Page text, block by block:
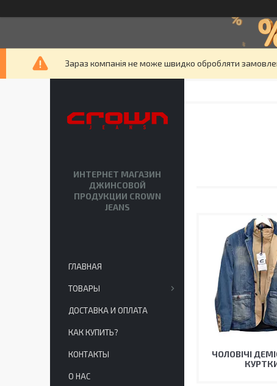
Зараз компанія не може швидко обробляти
ЧОЛОВІЧІ
ИНТЕРНЕТ МАГАЗИН
ДЖИНСОВОЙ
ПРОДУКЦИИ CROWN
JEANS
ГЛАВНАЯ
ТОВАРЫ
ДОСТАВКА И ОПЛАТА
КАК КУПИТЬ?
КОНТАКТЫ
О НАС